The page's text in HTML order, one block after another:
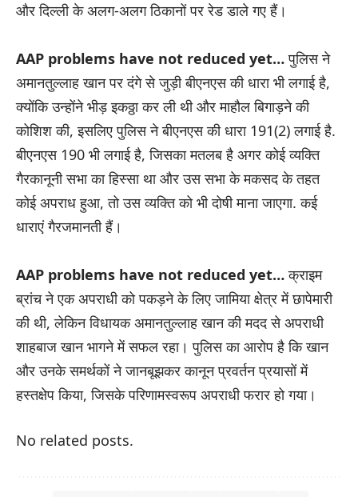
और दिल्ली के अलग-अलग ठिकानों पर रेड डाले गए हैं।
AAP problems have not reduced yet…पुलिस ने
अमानतुल्लाह खान पर दंगे से जुड़ी बीएनएस की धारा भी लगाई है,
क्योंकि उन्होंने भीड़ इकठ्ठा कर ली थी और माहौल बिगाड़ने की
कोशिश की, इसलिए पुलिस ने बीएनएस की धारा 191(2) लगाई है.
बीएनएस 190 भी लगाई है, जिसका मतलब है अगर कोई व्यक्ति
गैरकानूनी सभा का हिस्सा था और उस सभा के मकसद के तहत
कोई अपराध हुआ, तो उस व्यक्ति को भी दोषी माना जाएगा. कई
धाराएं गैरजमानती हैं।
AAP problems have not reduced yet…क्राइम
ब्रांच ने एक अपराधी को पकड़ने के लिए जामिया क्षेत्र में छापेमारी
की थी, लेकिन विधायक अमानतुल्लाह खान की मदद से अपराधी
शाहबाज खान भागने में सफल रहा। पुलिस का आरोप है कि खान
और उनके समर्थकों ने जानबूझकर कानून प्रवर्तन प्रयासों में
हस्तक्षेप किया, जिसके परिणामस्वरूप अपराधी फरार हो गया।
No related posts.